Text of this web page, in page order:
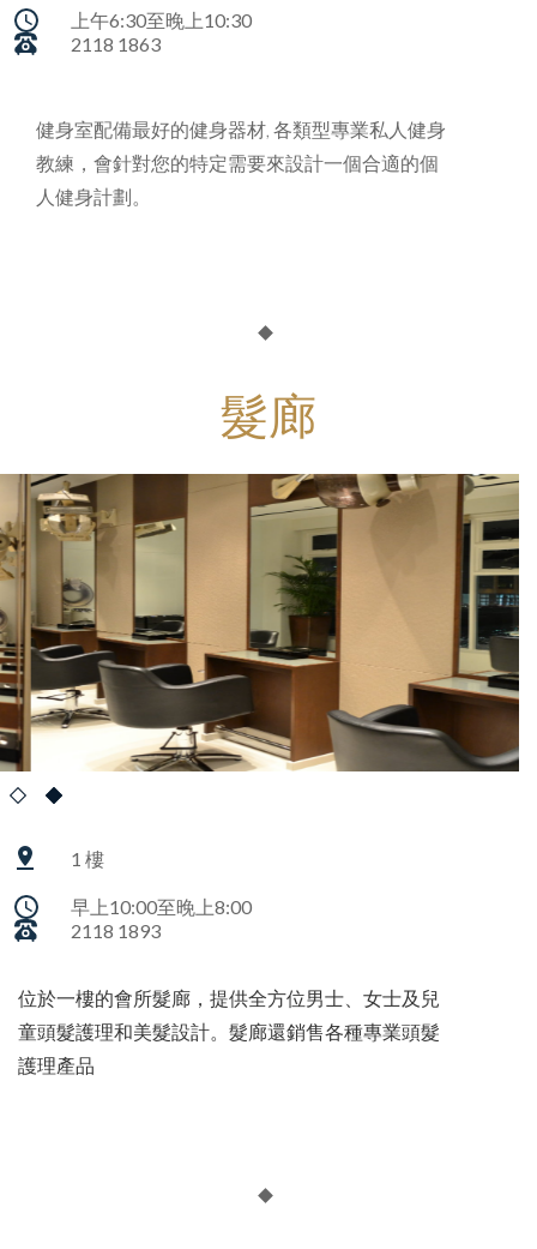
上午6:30至晚上10:30
2118 1863
健身室配備最好的健身器材, 各類型專業私人健身
教練，會針對您的特定需要來設計一個合適的個
人健身計劃。
髮廊
1 樓
早上10:00至晚上8:00
2118 1893
位於一樓的會所髮廊，提供全方位男士、女士及兒
童頭髮護理和美髮設計。髮廊還銷售各種專業頭髮
護理產品